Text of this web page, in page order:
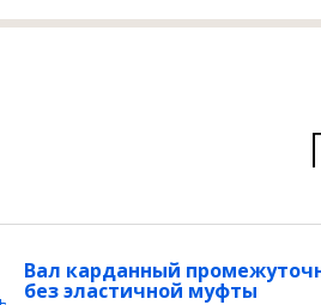
Вал карданный
без эластичной муфты